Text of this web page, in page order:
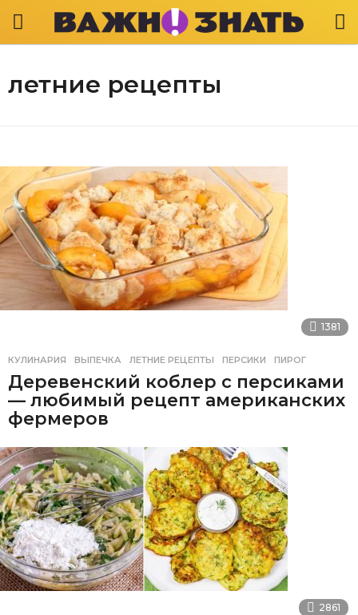
летние рецепты
1381
КУЛИНАРИЯ ВЫПЕЧКА ,ЛЕТНИЕ РЕЦЕПТЫ ,ПЕРСИКИ ,ПИРОГ
Деревенский коблер с персиками
— любимый рецепт американских
фермеров
2861